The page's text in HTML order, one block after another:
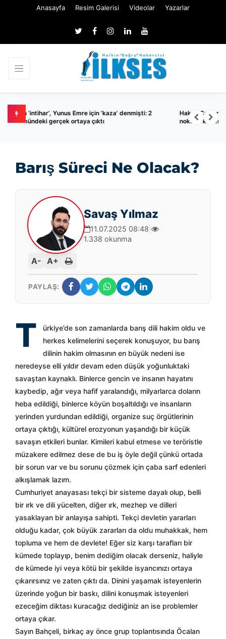
Anasayfa Resim Galerisi Videolar Yazarlar
Hakan Çalhanoğlu Türkiye’ye transfer olacak mı? Milli yıldız son
noktayı koydu!
Barış Süreci Ne Olacak?
Savaş Yılmaz
11.07.2025 08:48
1.338 okunma
A- A+
PAYLAŞ:
T
ürkiye’de son zamanlarda barış dili hakim oldu ve
herkes kelimelerini seçerek konuşuyor, bu barış
dilinin hakim olmasının en büyük nedeni ise
neredeyse elli yıldır devam eden düşük yoğunluktaki
savaştan kaynaklı. Binlerce gencin ve insanın hayatını
kaybedip, ağır veya hafif yaralandığı, milyarlarca doların
heba edildiği, binlerce köyün boşaltıldığı ve insanların
yerinden yurdundan edildiği, organize suç örgütlerinin
ortaya çıktığı, kültürel erozyonun yaşandığı bir küçük
savaşın etkileri bunlar. Kimileri kabul etmese ve teröristle
müzakere edilmez dese de bu iş öyle değil çünkü ortada
bir sorun var ve bu sorunu çözmek için çaba sarf edenleri
alkışlamak lazım.
Cumhuriyet anayasası tekçi bir sisteme dayalı olup, belli
bir ırk ve dili yücelten, diğer ırk, mezhep ve dilleri
yasaklayan bir anlayışa sahipti. Tekçi devletin yararları
olduğu kadar, çok büyük zararları da oldu muhakkak, hem
topluma ve hem de devlete! Eğer siz karşı tarafları bir
kümede toplayıp, benim dediğim olacak derseniz, haliyle
de kümede iyi veya kötü bir şekilde isyancınızı ortaya
çıkarırsınız ve zaten çıktı da. Dinini yaşamak isteyenlerin
üzerinde yoğun bir baskı, dilini konuşmak isteyenleri
ezeceğim diktası kuracağız dediğiniz an ise problemler
ortaya çıkar.
Sayın Bahçeli, birkaç ay önce grup toplantısında Öcalan